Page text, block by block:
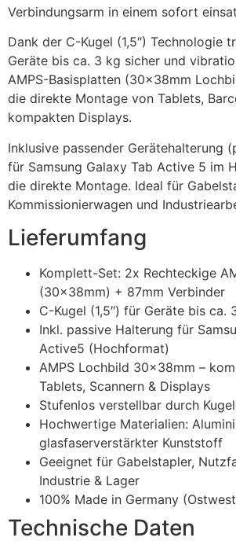
Verbindungsarm in einem sofort
Dank der C-Kugel (1,5″) Technologie
Geräte bis ca. 3 kg sicher und
AMPS-Basisplatten (30x38mm
die direkte Montage von Tablets,
kompakten Displays.
Inklusive passender Gerätehalterung
für Samsung Galaxy Tab Active 5 im
die direkte Montage. Ideal für
Kommissionierwagen und
Lieferumfang
Komplett-Set: 2x Rechteckige
(30x38mm) + 87mm Verbinder
C-Kugel (1,5″) für Geräte bis ca.
Inkl. passive Halterung für
Active5 (Hochformat)
AMPS Lochbild 30x38mm –
Tablets, Scannern & Displays
Stufenlos verstellbar durch
Hochwertige Materialien:
glasfaserverstärkter Kunststoff
Geeignet für Gabelstapler,
Industrie & Lager
100% Made in Germany
Technische Daten